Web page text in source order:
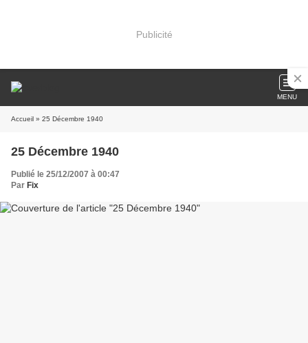
Publicité
MENU
Accueil » 25 Décembre 1940
25 Décembre 1940
Publié le 25/12/2007 à 00:47
Par Fix